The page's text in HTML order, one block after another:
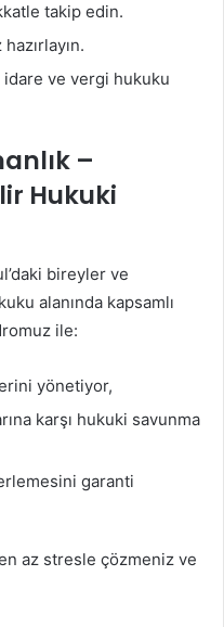
takip edin.
ve vergi hukuku
–
Hukuki
bireyler ve
alanında kapsamlı
ile:
yönetiyor,
karşı hukuki savunma
garanti
az stresle çözmeniz ve